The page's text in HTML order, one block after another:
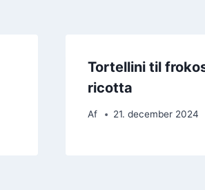
Tortellini til
ricotta
Af 21. december 2024